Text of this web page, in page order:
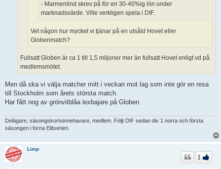
- Marmenlind skrev på för en 30-40%ig lön under
marknadsvärde. Ville verkligen spela i DIF.
Vet någon hur mycket vi tjänar på en utsåld Hovet eller
Globenmatch?
Fullsatt Globen är ca 1 till 1,5 miljoner mer än fullsatt Hovet enligt vd på
medlemsmötet.
Men då ska vi välja matcher mitt i veckan mot lag som inte gör en resa
till Stockholm som årets största match.
Har fått nog av grönvitblåa lexbajare på Globen.
Delägare, säsongskortsinnehavare, medlem. Följt DIF sedan div 1 norra och första
säsongen i forna Elitserien.
Limp
1